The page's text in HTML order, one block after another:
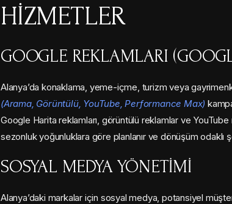
HIZMETLER
GOOGLE REKLAMLARI
Alanya’da konaklama, yeme-içme, turizm veya
(Arama, Görüntülü, YouTube, Performance Max)
Google Harita reklamları, görüntülü reklamlar ve
sezonluk yoğunluklara göre planlanır ve dönüşüm odaklı
SOSYAL MEDYA YÖNETIMI
Alanya’daki markalar için sosyal medya, potansiyel